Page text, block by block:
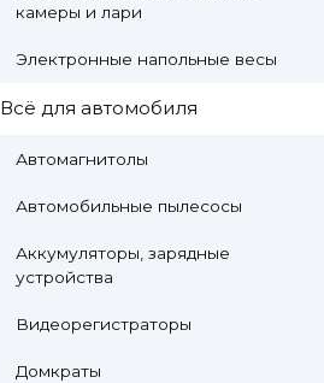
камеры и лари
Электронные напольные весы
Всё для автомобиля
Автомагнитолы
Автомобильные пылесосы
Аккумуляторы, зарядные
устройства
Видеорегистраторы
Домкраты